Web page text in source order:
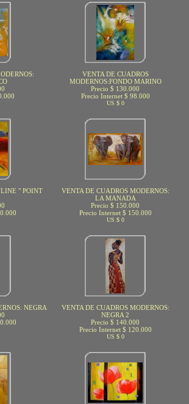
VENTA DE CUADROS
MODERNOS:FONDO MARINO
Precio $ 130.000
Precio Internet $ 98.000
US $ 0
" POINT
VENTA DE CUADROS MODERNOS:
LA MANADA
Precio $ 150.000
Precio Internet $ 150.000
US $ 0
NEGRA
VENTA DE CUADROS MODERNOS:
NEGRA 2
Precio $ 140.000
Precio Internet $ 120.000
US $ 0